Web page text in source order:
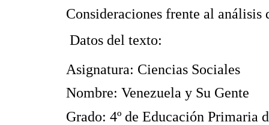
Consideraciones frente al
 Datos del texto:
Asignatura: Ciencias Sociales
Nombre: Venezuela y Su Gente
Grado: 4º de Educación Primaria